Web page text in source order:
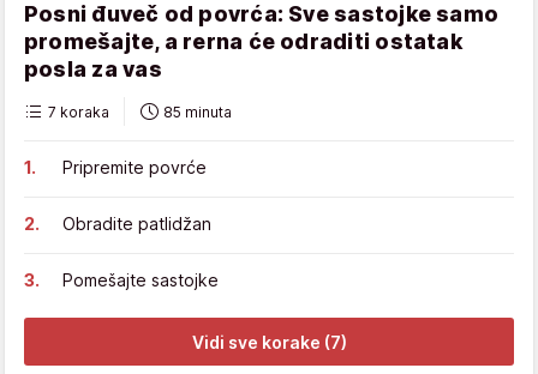
Posni đuveč od povrća: Sve sastojke samo
promešajte, a rerna će odraditi ostatak
posla za vas
7 koraka 85 minuta
Pripremite povrće
Obradite patlidžan
Pomešajte sastojke
Vidi sve korake (7)